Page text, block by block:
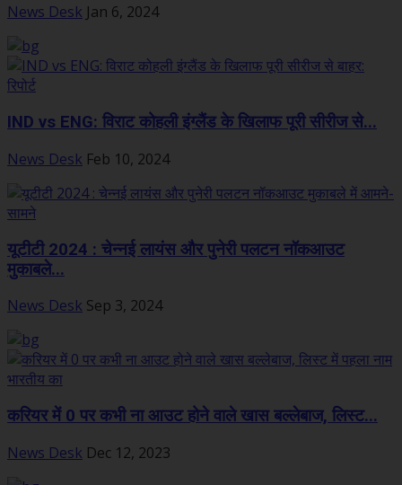
News Desk Jan 6, 2024
IND vs ENG: विराट कोहली इंग्लैंड के खिलाफ पूरी सीरीज से...
News Desk Feb 10, 2024
यूटीटी 2024 : चेन्नई लायंस और पुनेरी पलटन नॉकआउट
मुकाबले...
News Desk Sep 3, 2024
करियर में 0 पर कभी ना आउट होने वाले खास बल्लेबाज, लिस्ट...
News Desk Dec 12, 2023